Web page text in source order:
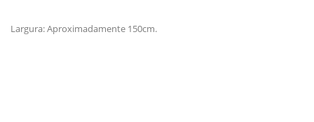
Largura: Aproximadamente 150cm.